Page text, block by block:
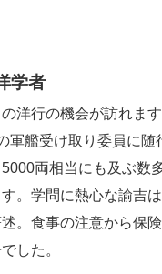
学者
洋行の機会が訪れます
軍艦受け取り委員に随
両相当にも及ぶ数
。学問に熱心な諭吉
。食事の注意から保
した。